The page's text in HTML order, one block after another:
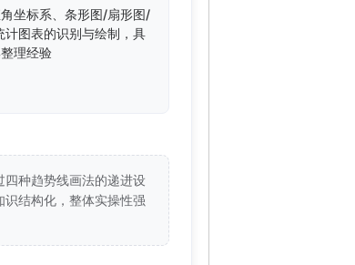
坐标系、条形图/扇形图/
图表的识别与绘制，具
理经验
种趋势线画法的递进设
结构化，整体实操性强